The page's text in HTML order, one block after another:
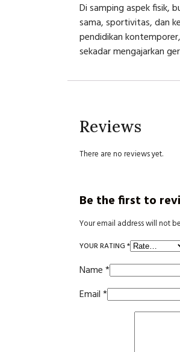
Di samping aspek fisik,
sama, sportivitas, dan
pendidikan
sekadar mengajarkan
Reviews
There are no reviews yet.
Be the first to
Your email address will not
YOUR RATING *
Name*
Email*